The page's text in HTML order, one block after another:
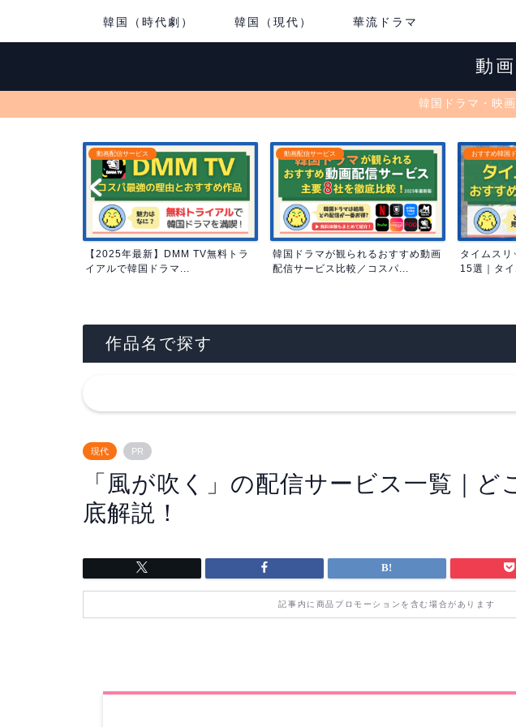
韓国（時代劇） 韓国（現代） 華流ドラマ
動
韓国ドラマ・映
動画配信サービス
韓国ドラマが観られるおすすめ動画
配信サービス比較／コスパ...
おすすめ韓国ドラマ
タイムスリップ韓国ドラマおすすめ
15選｜タイムリープ・タ...
U-NEXT独占
U-NEXT独
国ドラマ
作品名で探す
現代 PR
「風が吹く」の配信サービス一覧｜ど
底解説！
記事内に商品プロモーションを含む場合があります